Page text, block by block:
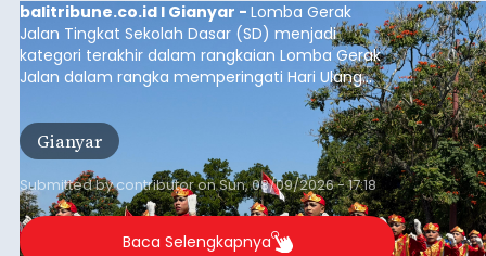
balitribune.co.id I Gianyar - Lomba Gerak
Jalan Tingkat Sekolah Dasar (SD) menjadi
kategori terakhir dalam rangkaian Lomba Gerak
Jalan dalam rangka memperingati Hari Ulang
Tahun (HUT) ke-81 Kemerdekaan Republik
Indonesia Tahun 2026 di Kabupaten Gianyar.
Gianyar
Submitted bycontributoronSun, 08/09/2026 - 17:18
Baca Selengkapnya